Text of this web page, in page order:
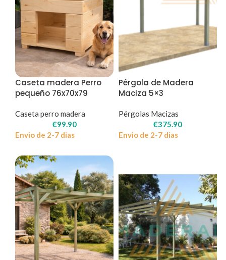
Caseta madera Perro
pequeño 76x70x79
Caseta perro madera
€99.90
Envio de 2-7 dias
Pérgola de Madera
Maciza 5×3
Pérgolas Macizas
€375.90
Envio de 2-7 dias